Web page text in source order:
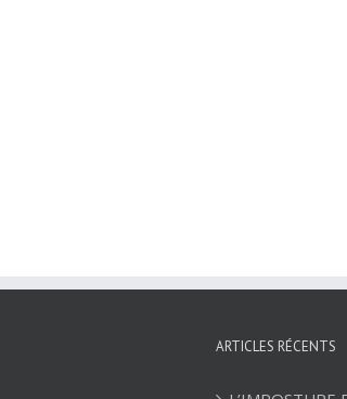
ARTICLES RÉCENTS